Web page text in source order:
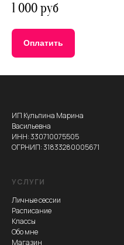
1 000 руб
Оплатить
ИП Кульпина Марина
Васильевна
ИНН: 330710075505
ОГРНИП: 31833280005671
УСЛУГИ
Личные сессии
Расписание
Классы
Обо мне
Магазин